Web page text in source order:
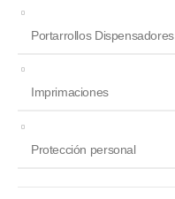
Portarrollos Dispensadores
Imprimaciones
Protección personal